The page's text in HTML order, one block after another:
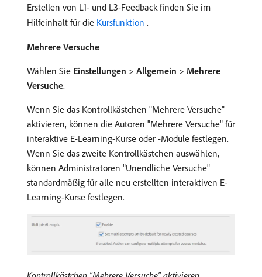
Erstellen von L1- und L3-Feedback finden Sie im
Hilfeinhalt für die Kursfunktion ​ .
Mehrere Versuche
Wählen Sie Einstellungen > Allgemein > Mehrere
Versuche.
Wenn Sie das Kontrollkästchen "Mehrere Versuche"
aktivieren, können die Autoren "Mehrere Versuche" für
interaktive E-Learning-Kurse oder -Module festlegen.
Wenn Sie das zweite Kontrollkästchen auswählen,
können Administratoren "Unendliche Versuche"
standardmäßig für alle neu erstellten interaktiven E-
Learning-Kurse festlegen.